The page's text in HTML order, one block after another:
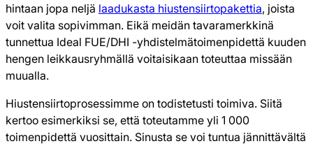
hintaan jopa neljä laadukasta hiustensiirtopakettia, joista
voit valita sopivimman. Eikä meidän tavaramerkkinä
tunnettua Ideal FUE/DHI -yhdistelmätoimenpidettä kuuden
hengen leikkausryhmällä voitaisikaan toteuttaa missään
muualla.
Hiustensiirtoprosessimme on todistetusti toimiva. Siitä
kertoo esimerkiksi se, että toteutamme yli 1 000
toimenpidettä vuosittain. Sinusta se voi tuntua jännittävältä